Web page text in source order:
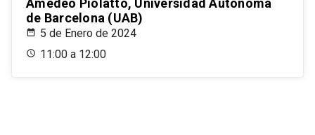
Amedeo Piolatto, Universidad Autónoma
de Barcelona (UAB)
5 de Enero de 2024
11:00 a 12:00